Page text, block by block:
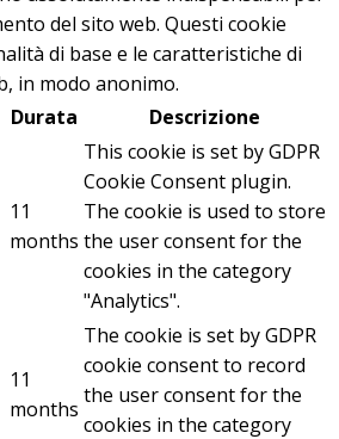
del sito web. Questi cookie
di base e le caratteristiche di
in modo anonimo.
Durata Descrizione
11
months
This cookie is set by GDPR
Cookie Consent plugin.
The cookie is used to store
the user consent for the
cookies in the category
"Analytics".
11
months
The cookie is set by GDPR
cookie consent to record
the user consent for the
cookies in the category